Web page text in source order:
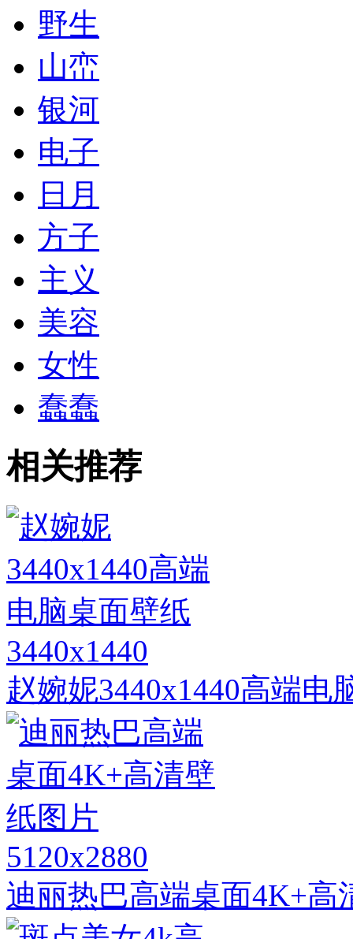
野生
山峦
银河
电子
日月
方子
主义
美容
女性
蠢蠢
相关推荐
3440x1440
赵婉妮3440x1440高端电
5120x2880
迪丽热巴高端桌面4K+高